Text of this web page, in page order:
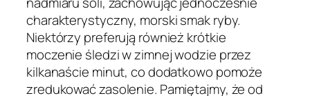
charakterystyczny, morski smak ryby.
Niektórzy preferują również krótkie
moczenie śledzi w zimnej wodzie przez
kilkanaście minut, co dodatkowo pomoże
zredukować zasolenie. Pamiętajmy, że od